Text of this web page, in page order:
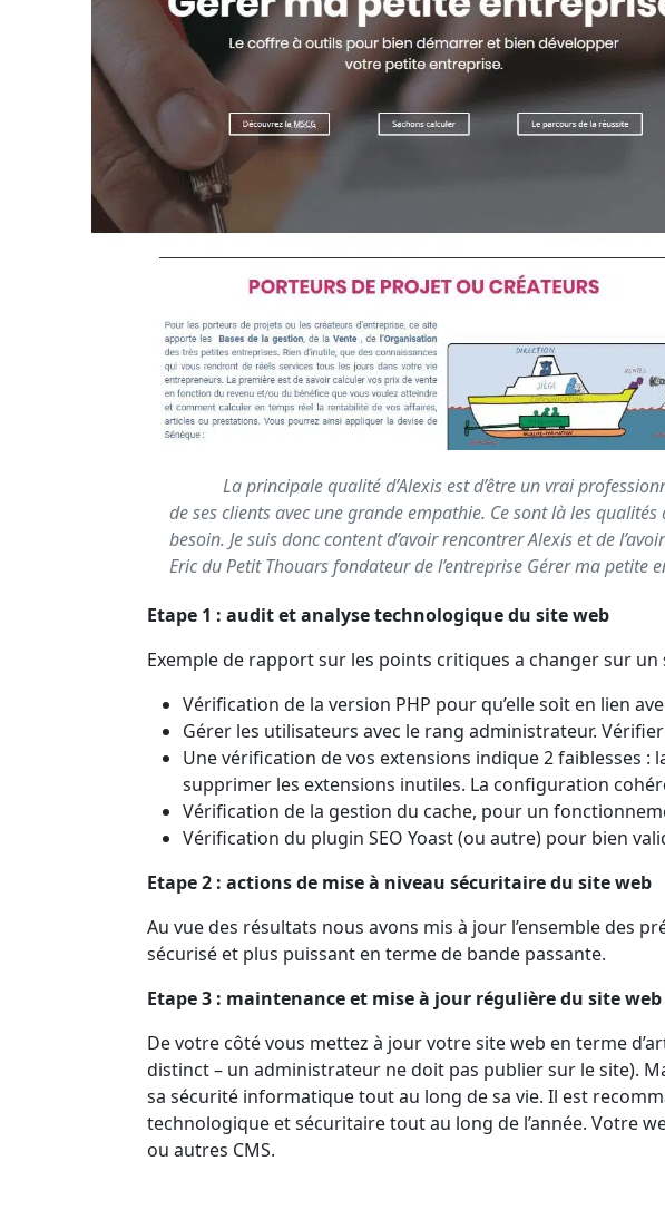
La principale qualité d’Alexis est d’être un vrai
de ses clients avec une grande empathie. Ce sont là les
besoin. Je suis donc content d’avoir rencontrer Alexis et de
Eric du Petit Thouars fondateur de l’entreprise Gérer ma petite
Etape 1 : audit et analyse technologique du site web
Exemple de rapport sur les points critiques a changer sur un
Vérification de la version PHP pour qu’elle soit en lien
Gérer les utilisateurs avec le rang administrateur.
Une vérification de vos extensions indique 2 faiblesses
supprimer les extensions inutiles. La configuration
Vérification de la gestion du cache, pour un
Vérification du plugin SEO Yoast (ou autre) pour bien
Etape 2 : actions de mise à niveau sécuritaire du site web
Au vue des résultats nous avons mis à jour l’ensemble des
sécurisé et plus puissant en terme de bande passante.
Etape 3 : maintenance et mise à jour régulière du site web
De votre côté vous mettez à jour votre site web en terme
distinct – un administrateur ne doit pas publier sur le site).
sa sécurité informatique tout au long de sa vie. Il est
technologique et sécuritaire tout au long de l’année. Votre
ou autres CMS.